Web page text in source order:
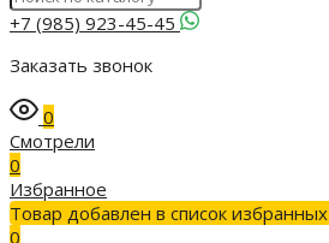
+7 (985) 923-45-45
Заказать звонок
0
Смотрели
0
Избранное
Товар добавлен в список избранных
0